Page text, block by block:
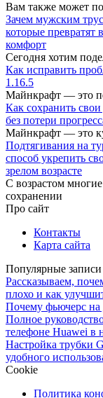
Вам также может
Зачем мужским
которые
комфорт
Сегодня хотим
Как исправить
1.16.5
Майнкрафт — это
Как сохранить
без потери
Майнкрафт — это
Подтягивания на
способ укрепить
зрелом возрасте
С возрастом
сохранении
Про сайт
Контакты
Карта сайта
Популярные записи
Рассказываем,
плохо и как
Почему фьючерс на
Полное
телефоне Huawei в
Настройка трубки
удобного
Cookie
Политика